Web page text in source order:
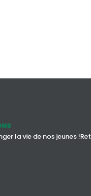
la vie de nos jeunes !